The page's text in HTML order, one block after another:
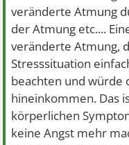
veränderte Atmung
der Atmung etc....
veränderte Atmung,
Stresssituation
beachten und würde
hineinkommen. Das
körperlichen
keine Angst mehr